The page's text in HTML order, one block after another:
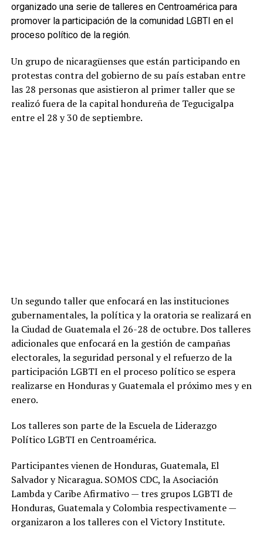
organizado una serie de talleres en Centroamérica para
promover la participación de la comunidad LGBTI en el
proceso político de la región.
Un grupo de nicaragüenses que están participando en
protestas contra del gobierno de su país estaban entre
las 28 personas que asistieron al primer taller que se
realizó fuera de la capital hondureña de Tegucigalpa
entre el 28 y 30 de septiembre.
Un segundo taller que enfocará en las instituciones
gubernamentales, la política y la oratoria se realizará en
la Ciudad de Guatemala el 26-28 de octubre. Dos talleres
adicionales que enfocará en la gestión de campañas
electorales, la seguridad personal y el refuerzo de la
participación LGBTI en el proceso político se espera
realizarse en Honduras y Guatemala el próximo mes y en
enero.
Los talleres son parte de la Escuela de Liderazgo
Político LGBTI en Centroamérica.
Participantes vienen de Honduras, Guatemala, El
Salvador y Nicaragua. SOMOS CDC, la Asociación
Lambda y Caribe Afirmativo — tres grupos LGBTI de
Honduras, Guatemala y Colombia respectivamente —
organizaron a los talleres con el Victory Institute.